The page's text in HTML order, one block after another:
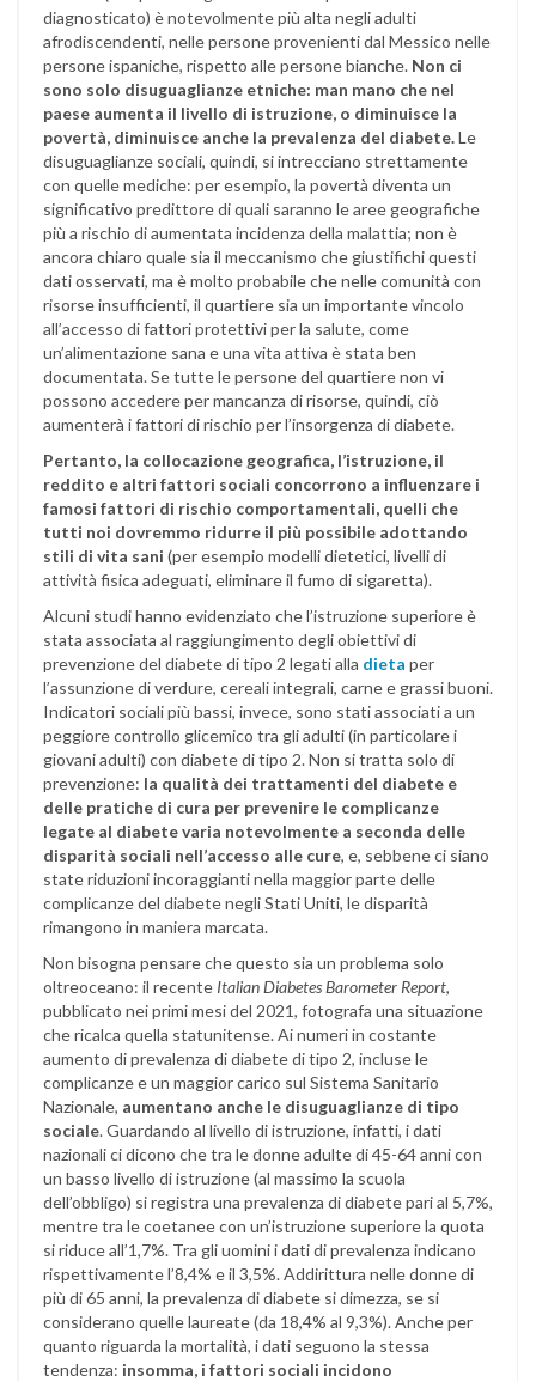
diagnosticato) è notevolmente più alta negli adulti
afrodiscendenti, nelle persone provenienti dal Messico nelle
persone ispaniche, rispetto alle persone bianche. Non ci
sono solo disuguaglianze etniche: man mano che nel
paese aumenta il livello di istruzione, o diminuisce la
povertà, diminuisce anche la prevalenza del diabete.Le
disuguaglianze sociali, quindi, si intrecciano strettamente
con quelle mediche: per esempio, la povertà diventa un
significativo predittore di quali saranno le aree geografiche
più a rischio di aumentata incidenza della malattia; non è
ancora chiaro quale sia il meccanismo che giustifichi questi
dati osservati, ma è molto probabile che nelle comunità con
risorse insufficienti, il quartiere sia un importante vincolo
all’accesso di fattori protettivi per la salute, come
un’alimentazione sana e una vita attiva è stata ben
documentata. Se tutte le persone del quartiere non vi
possono accedere per mancanza di risorse, quindi, ciò
aumenterà i fattori di rischio per l’insorgenza di diabete.
Pertanto, la collocazione geografica, l’istruzione, il
reddito e altri fattori sociali concorrono a influenzare i
famosi fattori di rischio comportamentali, quelli che
tutti noi dovremmo ridurre il più possibile adottando
stili di vita sani (per esempio modelli dietetici, livelli di
attività fisica adeguati, eliminare il fumo di sigaretta).
Alcuni studi hanno evidenziato che l’istruzione superiore è
stata associata al raggiungimento degli obiettivi di
prevenzione del diabete di tipo 2 legati alla dieta per
l’assunzione di verdure, cereali integrali, carne e grassi buoni.
Indicatori sociali più bassi, invece, sono stati associati a un
peggiore controllo glicemico tra gli adulti (in particolare i
giovani adulti) con diabete di tipo 2. Non si tratta solo di
prevenzione: la qualità dei trattamenti del diabete e
delle pratiche di cura per prevenire le complicanze
legate al diabete varia notevolmente a seconda delle
disparità sociali nell’accesso alle cure, e, sebbene ci siano
state riduzioni incoraggianti nella maggior parte delle
complicanze del diabete negli Stati Uniti, le disparità
rimangono in maniera marcata.
Non bisogna pensare che questo sia un problema solo
oltreoceano: il recente Italian Diabetes Barometer Report,
pubblicato nei primi mesi del 2021, fotografa una situazione
che ricalca quella statunitense. Ai numeri in costante
aumento di prevalenza di diabete di tipo 2, incluse le
complicanze e un maggior carico sul Sistema Sanitario
Nazionale, aumentano anche le disuguaglianze di tipo
sociale. Guardando al livello di istruzione, infatti, i dati
nazionali ci dicono che tra le donne adulte di 45-64 anni con
un basso livello di istruzione (al massimo la scuola
dell’obbligo) si registra una prevalenza di diabete pari al 5,7%,
mentre tra le coetanee con un’istruzione superiore la quota
si riduce all’1,7%. Tra gli uomini i dati di prevalenza indicano
rispettivamente l’8,4% e il 3,5%. Addirittura nelle donne di
più di 65 anni, la prevalenza di diabete si dimezza, se si
considerano quelle laureate (da 18,4% al 9,3%). Anche per
quanto riguarda la mortalità, i dati seguono la stessa
tendenza: insomma, i fattori sociali incidono